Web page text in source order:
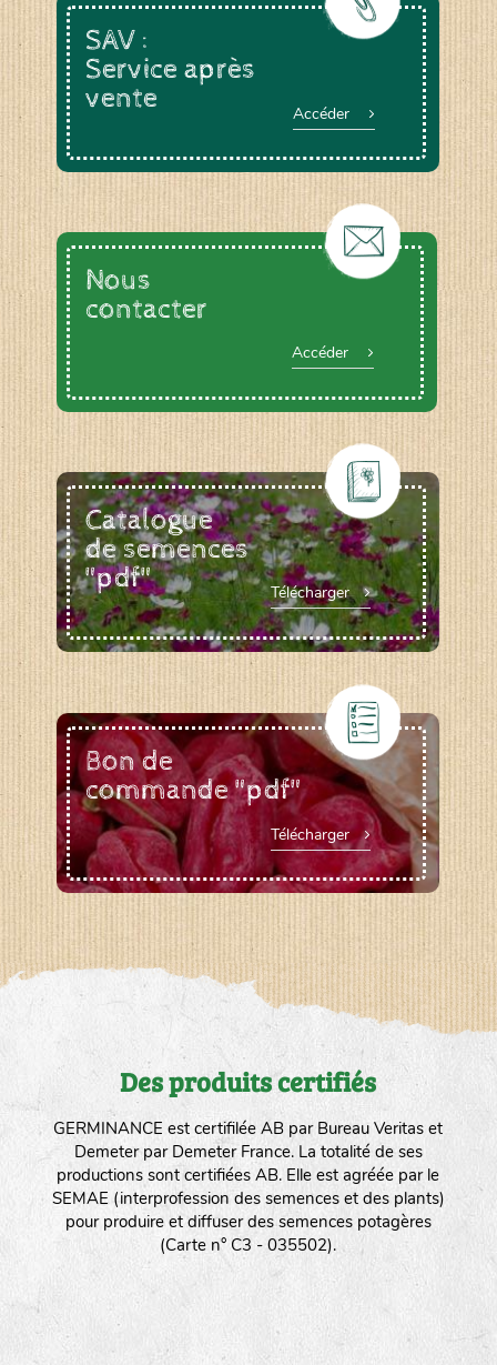
SAV :
Service après
vente
Accéder
Nous
contacter
Accéder
Catalogue
de semences
"pdf"
Télécharger
Bon de
commande "pdf"
Télécharger
Des produits certifiés
GERMINANCE est certifilée AB par Bureau Veritas et
Demeter par Demeter France. La totalité de ses
productions sont certifiées AB. Elle est agréée par le
SEMAE (interprofession des semences et des plants)
pour produire et diffuser des semences potagères
(Carte n° C3 - 035502).